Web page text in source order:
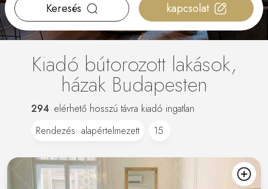
Keresés kapcsolat
Kiadó bútorozott lakások,
házak Budapesten
294 elérhető hosszú távra kiadó ingatlan